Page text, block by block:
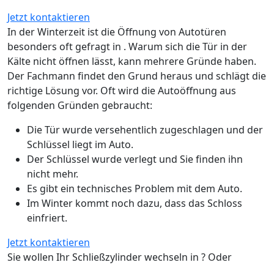
Jetzt kontaktieren
In der Winterzeit ist die Öffnung von Autotüren
besonders oft gefragt in . Warum sich die Tür in der
Kälte nicht öffnen lässt, kann mehrere Gründe haben.
Der Fachmann findet den Grund heraus und schlägt die
richtige Lösung vor. Oft wird die Autoöffnung aus
folgenden Gründen gebraucht:
Die Tür wurde versehentlich zugeschlagen und der
Schlüssel liegt im Auto.
Der Schlüssel wurde verlegt und Sie finden ihn
nicht mehr.
Es gibt ein technisches Problem mit dem Auto.
Im Winter kommt noch dazu, dass das Schloss
einfriert.
Jetzt kontaktieren
Sie wollen Ihr Schließzylinder wechseln in ? Oder